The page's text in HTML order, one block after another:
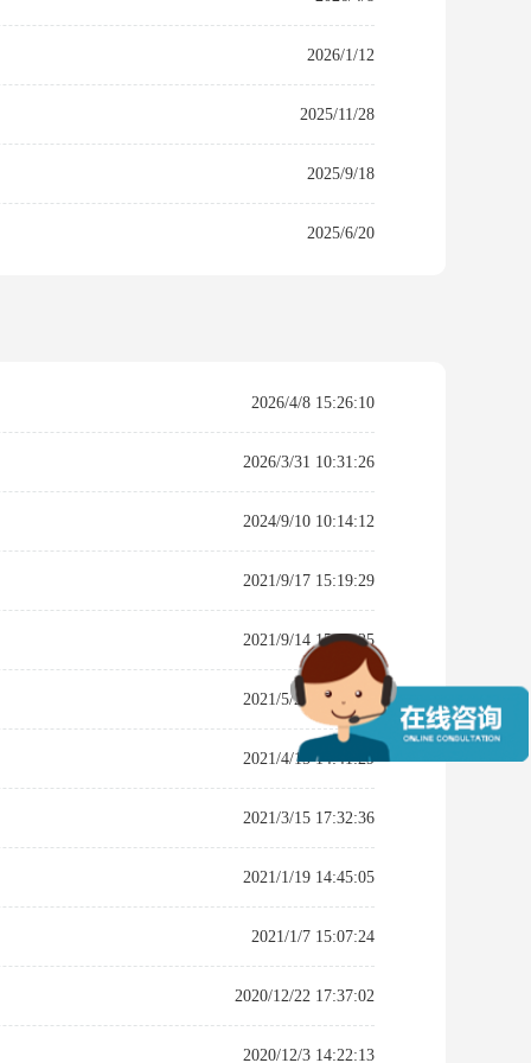
2026/1/12
2025/11/28
2025/9/18
2025/6/20
2026/4/8 15:26:10
2026/3/31 10:31:26
2024/9/10 10:14:12
2021/9/17 15:19:29
2021/9/14 15:42:25
2021/5/28 17:25:47
2021/4/15 14:41:29
2021/3/15 17:32:36
2021/1/19 14:45:05
2021/1/7 15:07:24
2020/12/22 17:37:02
2020/12/3 14:22:13